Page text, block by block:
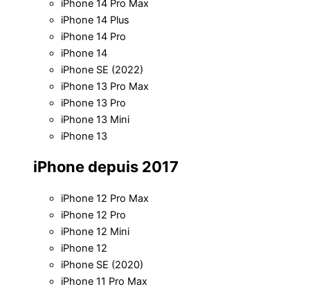
iPhone 14 Pro Max
iPhone 14 Plus
iPhone 14 Pro
iPhone 14
iPhone SE (2022)
iPhone 13 Pro Max
iPhone 13 Pro
iPhone 13 Mini
iPhone 13
iPhone depuis 2017
iPhone 12 Pro Max
iPhone 12 Pro
iPhone 12 Mini
iPhone 12
iPhone SE (2020)
iPhone 11 Pro Max